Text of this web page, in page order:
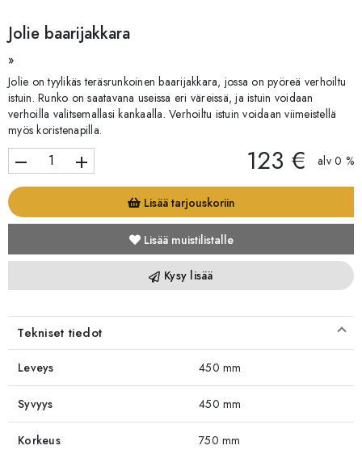
Jolie baarijakkara
»
Jolie on tyylikäs teräsrunkoinen baarijakkara, jossa on pyöreä verhoiltu
istuin. Runko on saatavana useissa eri väreissä, ja istuin voidaan
verhoilla valitsemallasi kankaalla. Verhoiltu istuin voidaan viimeistellä
myös koristenapilla.
remove add 123 € alv 0 %
Lisää tarjouskoriin
Lisää muistilistalle
Kysy lisää
Tekniset tiedot
Leveys 450 mm
Syvyys 450 mm
Korkeus 750 mm